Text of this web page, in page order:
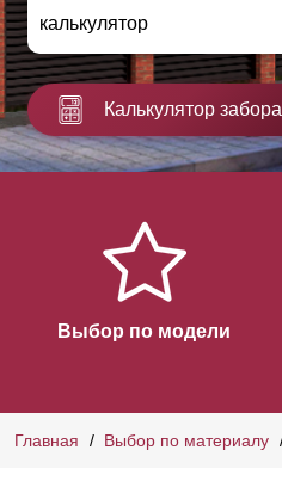
калькулятор
Калькулятор забора
Выбор по модели
Главная Выбор по материалу